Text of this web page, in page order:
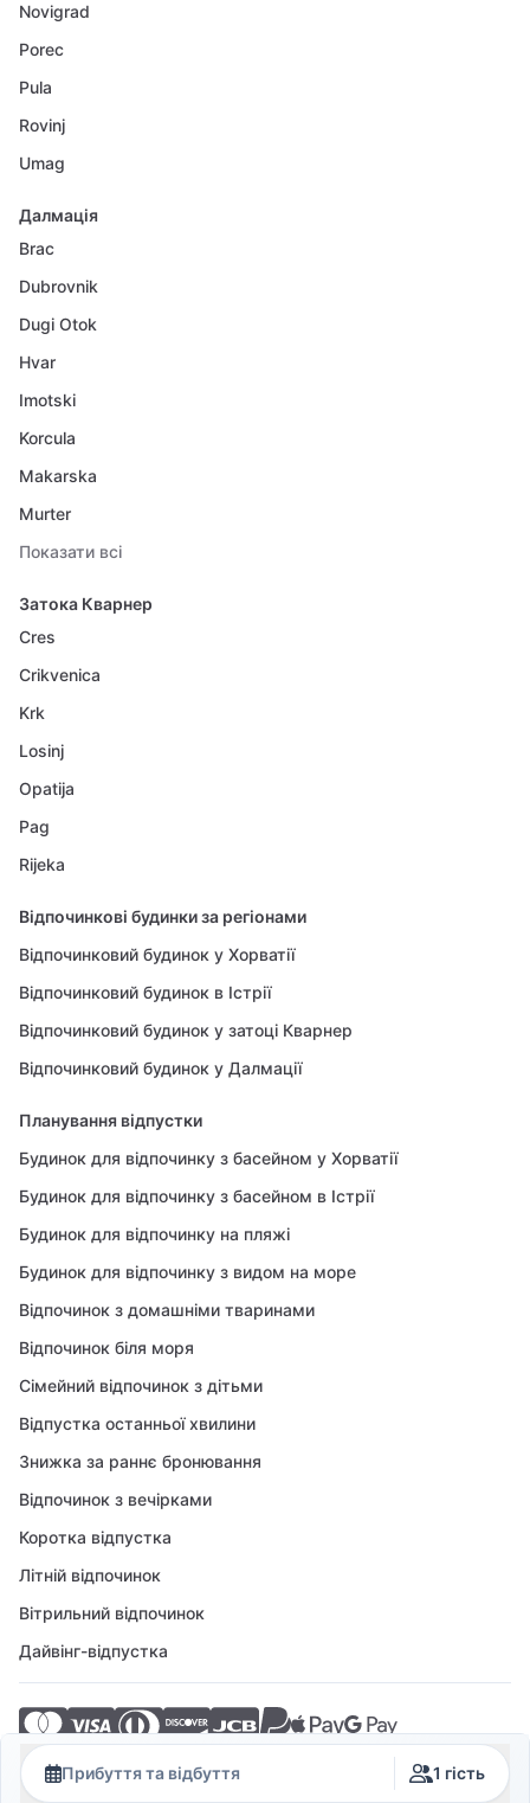
Прибуття та відбуття 1 гість
Novigrad
Porec
Pula
Rovinj
Umag
Далмація
Brac
Dubrovnik
Dugi Otok
Hvar
Imotski
Korcula
Makarska
Murter
Показати всі
Затока Кварнер
Cres
Crikvenica
Krk
Losinj
Opatija
Pag
Rijeka
Відпочинкові будинки за регіонами
Відпочинковий будинок у Хорватії
Відпочинковий будинок в Істрії
Відпочинковий будинок у затоці Кварнер
Відпочинковий будинок у Далмації
Планування відпустки
Будинок для відпочинку з басейном у Хорватії
Будинок для відпочинку з басейном в Істрії
Будинок для відпочинку на пляжі
Будинок для відпочинку з видом на море
Відпочинок з домашніми тваринами
Відпочинок біля моря
Сімейний відпочинок з дітьми
Відпустка останньої хвилини
Знижка за раннє бронювання
Відпочинок з вечірками
Коротка відпустка
Літній відпочинок
Вітрильний відпочинок
Дайвінг-відпустка
© 2026 Crovillas GmbH